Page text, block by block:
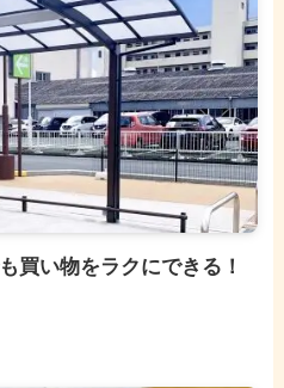
買い物をラクにできる！